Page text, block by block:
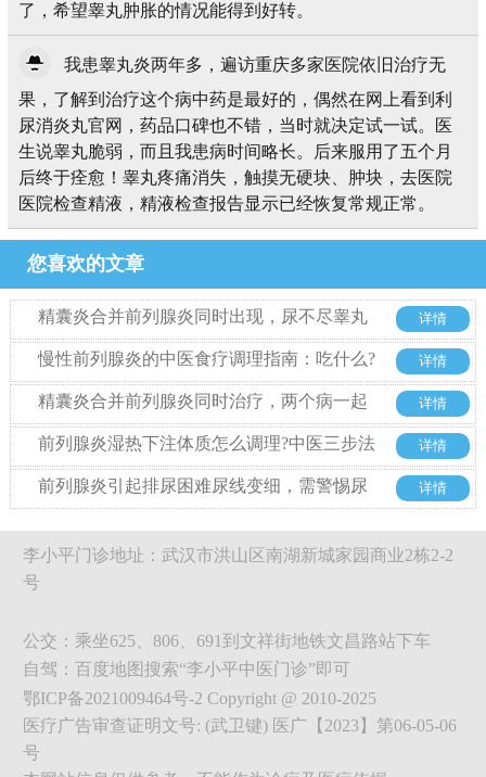
了，希望睾丸肿胀的情况能得到好转。
我患睾丸炎两年多，遍访重庆多家医院依旧治疗无
果，了解到治疗这个病中药是最好的，偶然在网上看到利
尿消炎丸官网，药品口碑也不错，当时就决定试一试。医
生说睾丸脆弱，而且我患病时间略长。后来服用了五个月
后终于痊愈！睾丸疼痛消失，触摸无硬块、肿块，去医院
医院检查精液，精液检查报告显示已经恢复常规正常。
您喜欢的文章
精囊炎合并前列腺炎同时出现，尿不尽睾丸
胀痛到底该怎么办?
详情
慢性前列腺炎的中医食疗调理指南：吃什么?
忌什么?
详情
精囊炎合并前列腺炎同时治疗，两个病一起
来从哪里入手
详情
前列腺炎湿热下注体质怎么调理?中医三步法
从根源改善
详情
前列腺炎引起排尿困难尿线变细，需警惕尿
详情
李小平门诊地址：武汉市洪山区南湖新城家园商业2栋2-2
号
自驾：百度地图搜索“李小平中医门诊”即可
鄂ICP备2021009464号-2 Copyright @ 2010-2025
医疗广告审查证明文号: (武卫键) 医广【2023】第06-05-06
号
本网站信息仅供参考，不能作为诊疗及医疗依据